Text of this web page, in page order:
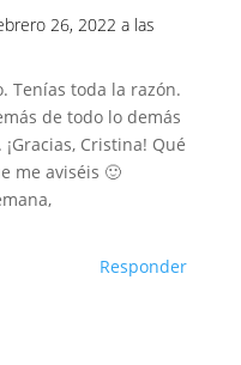
26, 2022 a las
Tenías toda la razón.
de todo lo demás
Cristina! Qué
me aviséis 🙂
Responder